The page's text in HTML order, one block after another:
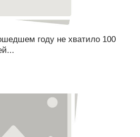
году не хватило 100